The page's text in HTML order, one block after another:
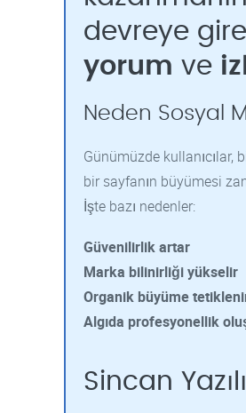
devreye
yorum ve
Neden Sosyal
Günümüzde kullanıcılar,
bir sayfanın büyümesi
İşte bazı nedenler:
Güvenilirlik artar
Marka bilinirliği yükselir
Organik büyüme
Algıda profesyonellik
Sincan